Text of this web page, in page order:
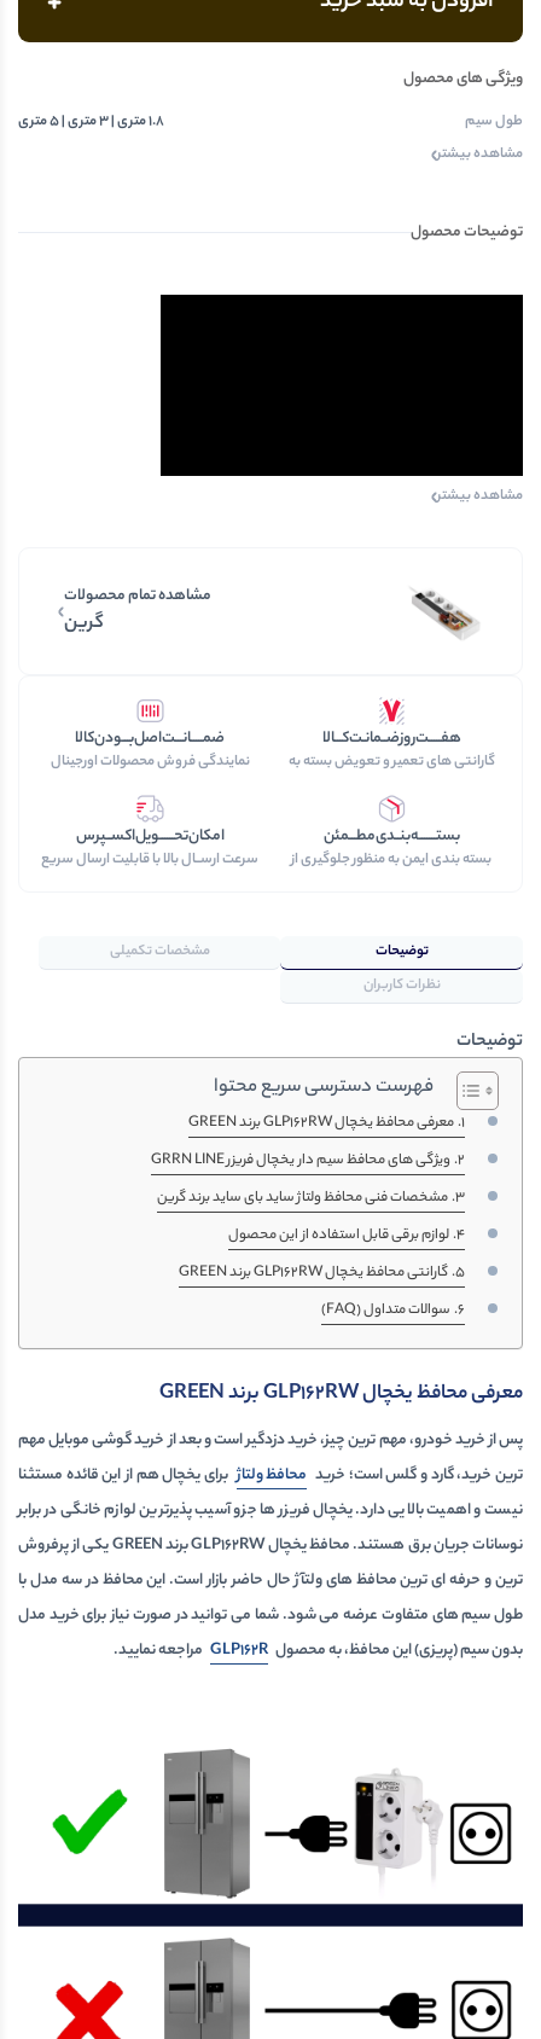
توضیحات محصول
مشاهده بیشتر
ویژگی های محصول
طول سیم
1.8 متری | 3 متری | 5 متری
مشاهده بیشتر
مشاهده تمام محصولات
گرین
هفـــــت‌روز‌ضــمانـت‌کـــالا
گارانتی های تعمیر و تعویض بسته به
ضمـــــانـــت‌اصل‌بـــودن‌کالا
نمایندگی فروش محصولات اورجینال
بستـــــــه‌بنــدی‌مطـــمئن
بسته بندی ایمن به منظور جلوگیری از
امکان‌تحــــــویل‌اکســپرس
سرعت‌ ارســال‌ بالا با قابلیت ارسال سریع
توضیحات
مشخصات تکمیلی
نظرات کاربران
توضیحات
فهرست دسترسی سریع محتوا
معرفی محافظ یخچال GLP162RW برند GREEN
ویژگی های محافظ سیم دار یخچال فریزر GRRN LINE
مشخصات فنی محافظ ولتاژ ساید بای ساید برند گرین
لوازم برقی قابل استفاده از این محصول
گارانتی محافظ یخچال GLP162RW برند GREEN
سوالات متداول (FAQ)
معرفی محافظ یخچال GLP162RW برند GREEN
پس از خرید خودرو، مهم ترین چیز، خرید دزدگیر است و بعد از خرید گوشی موبایل مهم
ترین خرید، گارد و گلس است؛ خرید محافظ ولتاژ برای یخچال هم از این قائده مستثنا
نیست و اهمیت بالایی دارد. یخچال فریزر ها جزو آسیب پذیرترین لوازم خانگی در برابر
نوسانات جریان برق هستند. محافظ یخچال GLP162RW برند GREEN یکی از پرفروش
ترین و حرفه ای ترین محافظ های ولتآژ حال حاضر بازار است. این محافظ در سه مدل با
طول سیم های متفاوت عرضه می شود. شما می توانید در صورت نیاز برای خرید مدل
بدون سیم (پریزی) این محافظ، به محصول GLP162R مراجعه نمایید.